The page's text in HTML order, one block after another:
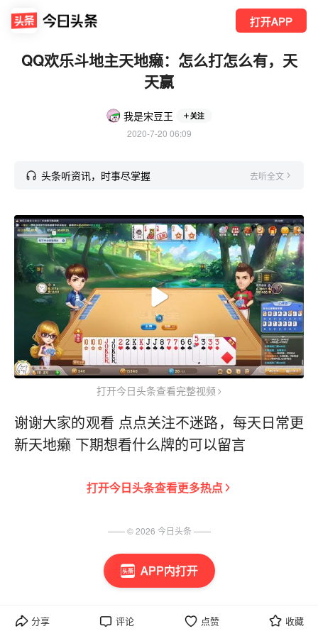
打开APP
APP内打开
QQ欢乐斗地主天地癞：怎么打怎么有，天
天赢
我是宋豆王 关注
2020-7-20 06:09
头条听资讯，时事尽掌握 去听全文
打开今日头条查看完整视频
谢谢大家的观看 点点关注不迷路，每天日常更
新天地癞 下期想看什么牌的可以留言
打开今日头条查看更多热点
分享 评论 点赞 收藏
—— ©2026 今日头条 ——